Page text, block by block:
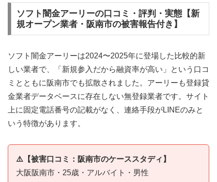
ソフト闇金アーリーの口コミ・評判・実態【新
規オープン業者・阪南市の被害報告付き】
ソフト闇金アーリーは2024〜2025年に登場した比較的新
しい業者で、「新規参入だから融資率が高い」という口コ
ミとともに阪南市でも拡散されました。アーリーも登録貸
金業者データベースに存在しない無登録業者です。サイト
上に固定電話番号の記載がなく、連絡手段がLINEのみと
いう特徴があります。
⚠️【被害口コミ：阪南市のケーススタディ】
大阪阪南市・25歳・アルバイト・男性